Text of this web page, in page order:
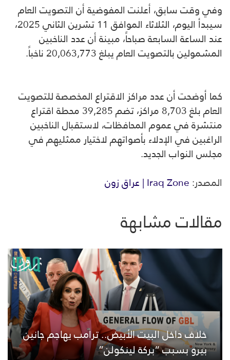
وفي وقت سابق، أعلنت المفوضية أن التصويت العام
سيبدأ اليوم، الثلاثاء الموافق 11 تشرين الثاني 2025،
عند الساعة السابعة صباحاً، مبينة أن عدد الناخبين
المشمولين بالتصويت العام يبلغ 20,063,773 ناخباً.
كما أوضحت أن عدد مراكز الاقتراع المخصصة للتصويت
العام بلغ 8,703 مراكز، تضم 39,285 محطة اقتراع
منتشرة في عموم المحافظات، لاستقبال الناخبين
الراغبين في الإدلاء بأصواتهم لاختيار ممثليهم في
مجلس النواب الجديد.
المصدر:Iraq Zone | عراق زون
مقالات مشابهة
خلاف داخل البيت الأبيض.. ترامب يهاجم جانين
بيرو بسبب “بركة لينكولن”